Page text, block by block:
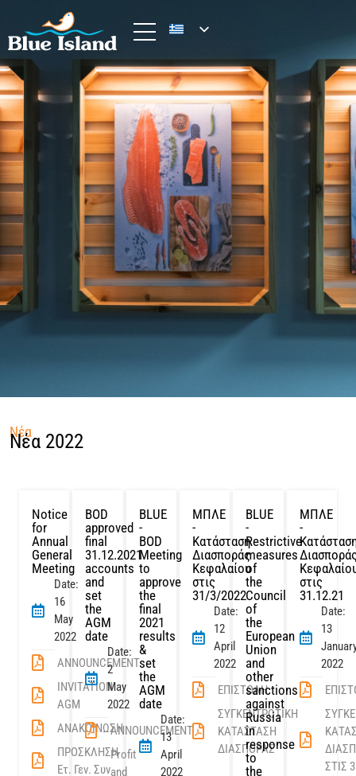
Νέα
Νέα 2022
Notice
for
Annual
General
Meeting
Date:
16
May
2022
ANNOUNCEMENT
INVITATION
AGM
ΑΝΑΚΟΙΝΩΣΗ
ΠΡΟΣΚΛΗΣΗ
Ετ. Γεν. Συν
BOD
approved
final
31.12.2021
accounts
and
set
the
AGM
date
Date:
2
May
2022
ANNOUNCEMENT
Profit
and
BLUE
-
BOD
Meeting
to
approve
the
final
2021
results
&
set
the
AGM
date
Date:
13
April
2022
ΜΠΛΕ
-
Κατάσταση
Διασποράς
Κεφαλαίου
στις
31/3/2022
Date:
12
April
2022
ΕΠΙΣΤΟΛΗ
ΣΥΓΚΕΝΤΡΩΤΙΚΗ
ΚΑΤΑΣΤΑΣΗ
ΔΙΑΣΠΟΡΑΣ
BLUE
-
Restrictive
measures
of
the
Council
of
the
European
Union
and
other
sanctions
against
Russia
in
response
to
the
ΜΠΛΕ
-
στις
31.12.21
Date:
13
2022
ΣΤΙΣ